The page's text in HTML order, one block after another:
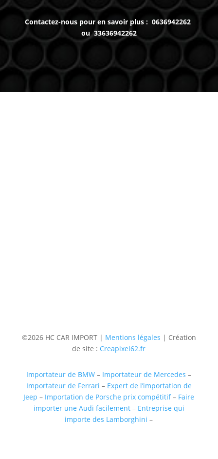
Contactez-nous pour en savoir plus : 0636942262
ou 33636942262
©2026 HC CAR IMPORT | Mentions légales | Création
de site : Creapixel62.fr
Importateur de BMW – Importateur de Mercedes –
Importateur de Ferrari – Expert de l’importation de
Jeep – Importation de Porsche prix compétitif– Faire
importer une Audi facilement– Entreprise qui
importe des Lamborghini –